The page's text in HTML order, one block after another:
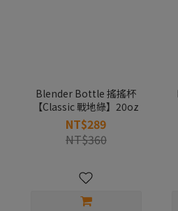
Blender Bottle 搖搖杯
【Classic 戰地綠】20oz
NT$289
NT$360